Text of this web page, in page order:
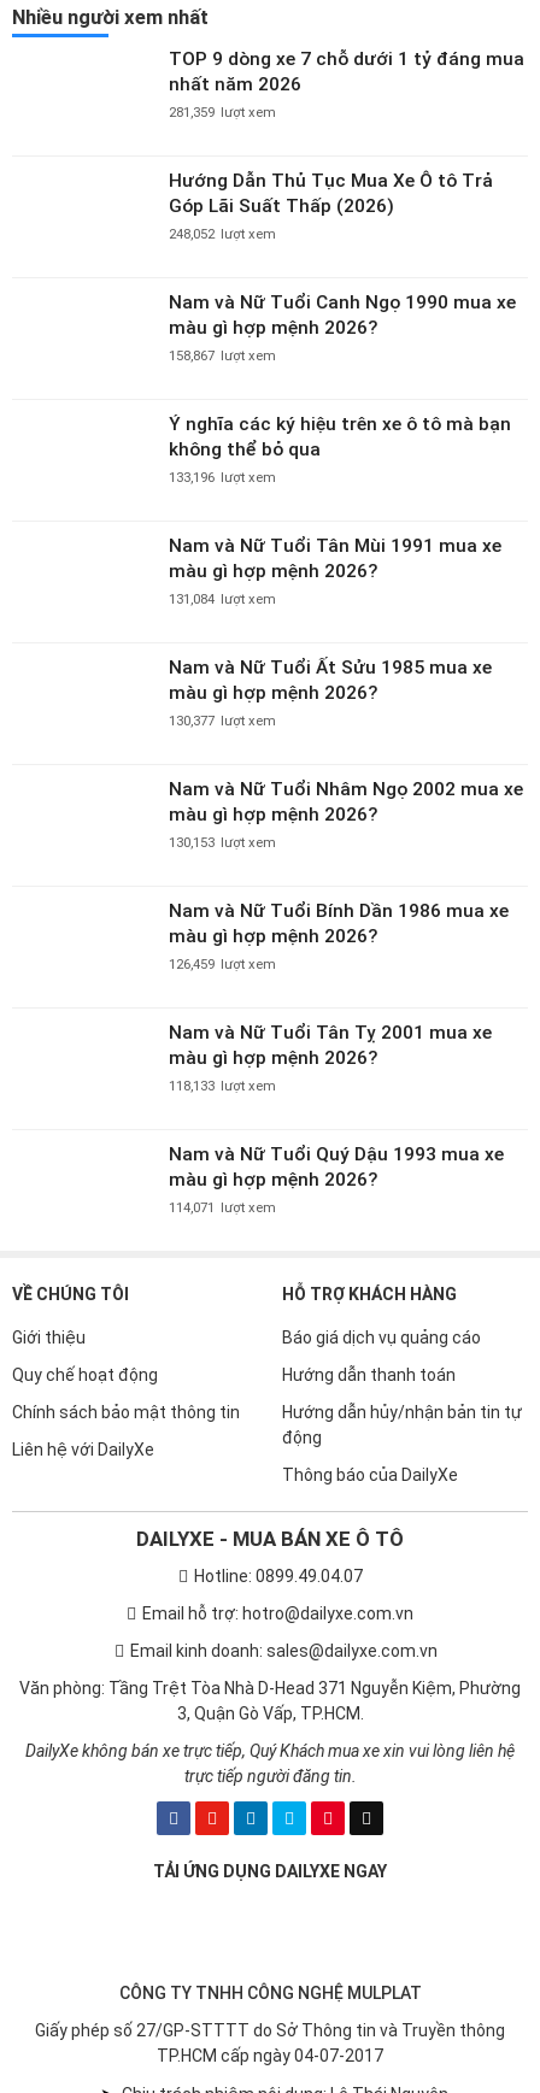
Nhiều người xem nhất
TOP 9 dòng xe 7 chỗ dưới 1 tỷ đáng mua
nhất năm 2026
281,359 lượt xem
Hướng Dẫn Thủ Tục Mua Xe Ô tô Trả
Góp Lãi Suất Thấp (2026)
248,052 lượt xem
Nam và Nữ Tuổi Canh Ngọ 1990 mua xe
màu gì hợp mệnh 2026?
158,867 lượt xem
Ý nghĩa các ký hiệu trên xe ô tô mà bạn
không thể bỏ qua
133,196 lượt xem
Nam và Nữ Tuổi Tân Mùi 1991 mua xe
màu gì hợp mệnh 2026?
131,084 lượt xem
Nam và Nữ Tuổi Ất Sửu 1985 mua xe
màu gì hợp mệnh 2026?
130,377 lượt xem
Nam và Nữ Tuổi Nhâm Ngọ 2002 mua xe
màu gì hợp mệnh 2026?
130,153 lượt xem
Nam và Nữ Tuổi Bính Dần 1986 mua xe
màu gì hợp mệnh 2026?
126,459 lượt xem
Nam và Nữ Tuổi Tân Tỵ 2001 mua xe
màu gì hợp mệnh 2026?
118,133 lượt xem
Nam và Nữ Tuổi Quý Dậu 1993 mua xe
màu gì hợp mệnh 2026?
114,071 lượt xem
VỀ CHÚNG TÔI
Giới thiệu
Quy chế hoạt động
Chính sách bảo mật thông tin
Liên hệ với DailyXe
HỖ TRỢ KHÁCH HÀNG
Báo giá dịch vụ quảng cáo
Hướng dẫn thanh toán
Hướng dẫn hủy/nhận bản tin tự
động
Thông báo của DailyXe
DAILYXE - MUA BÁN XE Ô TÔ
Hotline: 0899.49.04.07
Email hỗ trợ: hotro@dailyxe.com.vn
Email kinh doanh: sales@dailyxe.com.vn
Văn phòng: Tầng Trệt Tòa Nhà D-Head 371 Nguyễn Kiệm, Phường
3, Quận Gò Vấp, TP.HCM.
DailyXe không bán xe trực tiếp, Quý Khách mua xe xin vui lòng liên hệ
trực tiếp người đăng tin.
TẢI ỨNG DỤNG DAILYXE NGAY
CÔNG TY TNHH CÔNG NGHỆ MULPLAT
Giấy phép số 27/GP-STTTT do Sở Thông tin và Truyền thông
TP.HCM cấp ngày 04-07-2017